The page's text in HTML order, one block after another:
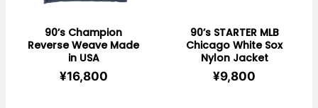
90’s Champion
Reverse Weave Made
in USA
¥16,800
90’s STARTER MLB
Chicago White Sox
Nylon Jacket
¥9,800